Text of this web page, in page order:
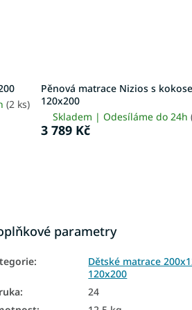
(2 ks)
Pěnová matrace Nizios s
120x200
Skladem | Odesíláme do 24h
3 789 Kč
parametry
:
Dětské matrace
120x200
:
24